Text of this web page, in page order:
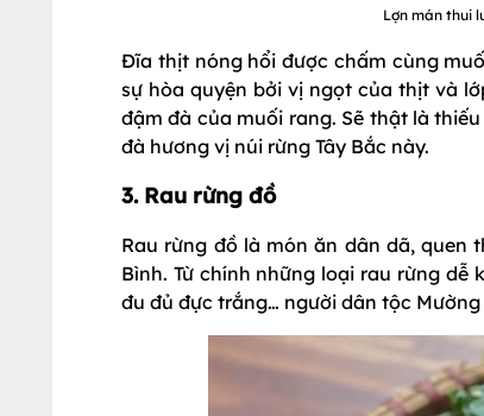
Lợn mán thui
Đĩa thịt nóng hổi được chấm cùng
sự hòa quyện bởi vị ngọt của thịt và
đậm đà của muối rang. Sẽ thật là
đà hương vị núi rừng Tây Bắc này.
3. Rau rừng đồ
Rau rừng đồ là món ăn dân dã, quen
Bình. Từ chính những loại rau rừng dễ
đu đủ đực trắng… người dân tộc